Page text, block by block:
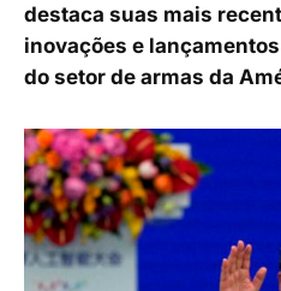
destaca suas mais
inovações e
do setor de armas da